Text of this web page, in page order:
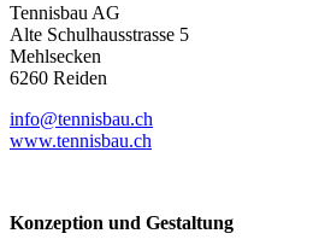
Tennisbau AG
Alte Schulhausstrasse 5
Mehlsecken
6260 Reiden
info@tennisbau.ch
www.tennisbau.ch
Konzeption und Gestaltung